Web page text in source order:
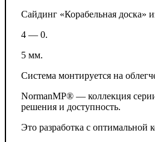
Сайдинг «Корабельная доска»
4 — 0.
5 мм.
Система монтируется на
NormanMP® — коллекция
решения и доступность.
Это разработка с оптимальной